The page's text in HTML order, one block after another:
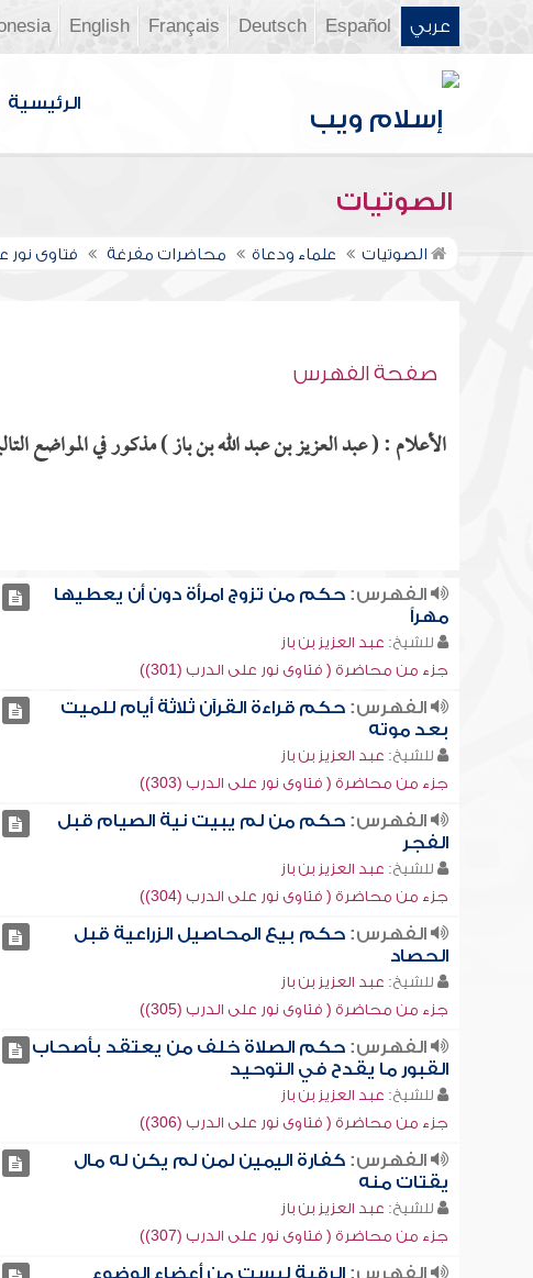
عربي Español
Deutsch
Français
English
الرئيسية
الصوتيات
الصوتيات علماء ودعاة محاضرات مفرغة فتاوى نور
صفحة الفهرس
الأعلام : ( عبد العزيز بن عبد الله بن باز ) مذكور في المواضع
الفهرس:حكم من تزوج امرأة دون أن يعطيها
مهراً
للشيخ: عبد العزيز بن باز
جزء من محاضرة ( فتاوى نور على الدرب (301))
الفهرس:حكم قراءة القرآن ثلاثة أيام للميت
بعد موته
للشيخ: عبد العزيز بن باز
جزء من محاضرة ( فتاوى نور على الدرب (303))
الفهرس:حكم من لم يبيت نية الصيام قبل
الفجر
للشيخ: عبد العزيز بن باز
جزء من محاضرة ( فتاوى نور على الدرب (304))
الفهرس:حكم بيع المحاصيل الزراعية قبل
الحصاد
للشيخ: عبد العزيز بن باز
جزء من محاضرة ( فتاوى نور على الدرب (305))
الفهرس:حكم الصلاة خلف من يعتقد بأصحاب
القبور ما يقدح في التوحيد
للشيخ: عبد العزيز بن باز
جزء من محاضرة ( فتاوى نور على الدرب (306))
الفهرس:كفارة اليمين لمن لم يكن له مال
يقتات منه
للشيخ: عبد العزيز بن باز
جزء من محاضرة ( فتاوى نور على الدرب (307))
الفهرس:الرقبة ليست من أعضاء الوضوء